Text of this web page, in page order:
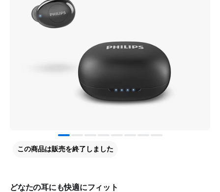
どなたの耳にも快適にフィット
この商品は販売を終了しました